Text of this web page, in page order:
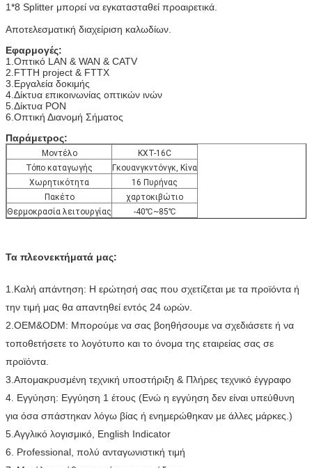
1*8 Splitter μπορεί να εγκατασταθεί προαιρετικά.
Αποτελεσματική διαχείριση καλωδίων.
Εφαρμογές:
1.Οπτικό LAN & WAN & CATV
2.FTTH project & FTTX
3.Εργαλεία δοκιμής
4.Δίκτυα επικοινωνίας οπτικών ινών
5.Δίκτυα PON
6.Οπτική Διανομή Σήματος
Παράμετρος:
Μοντέλο
KXT-16C
Τόπο καταγωγής
Γκουανγκντόνγκ, Κίνα
Χωρητικότητα
16 Πυρήνας
Πακέτο
χαρτοκιβώτιο
Θερμοκρασία λειτουργίας
-40℃~85℃
Τα πλεονεκτήματά μας:
1.Καλή απάντηση: Η ερώτησή σας που σχετίζεται με τα προϊόντα ή
την τιμή μας θα απαντηθεί εντός 24 ωρών.
2.OEM&ODM: Μπορούμε να σας βοηθήσουμε να σχεδιάσετε ή να
τοποθετήσετε το λογότυπο και το όνομα της εταιρείας σας σε
προϊόντα.
3.Απομακρυσμένη τεχνική υποστήριξη & Πλήρες τεχνικό έγγραφο
4. Εγγύηση: Εγγύηση 1 έτους (Ενώ η εγγύηση δεν είναι υπεύθυνη
για όσα σπάστηκαν λόγω βίας ή ενημερώθηκαν με άλλες μάρκες.)
5.Αγγλικό λογισμικό, English Indicator
6. Professional, πολύ ανταγωνιστική τιμή